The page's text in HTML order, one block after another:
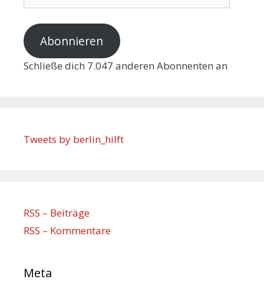
Abonnieren
Schließe dich 7.047 anderen Abonnenten an
Tweets by berlin_hilft
RSS – Beiträge
RSS – Kommentare
Meta